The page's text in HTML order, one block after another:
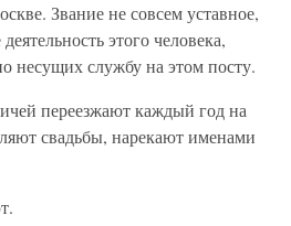
Звание не совсем уставное,
этого человека,
несущих службу на этом посту.
переезжают каждый год на
свадьбы, нарекают именами